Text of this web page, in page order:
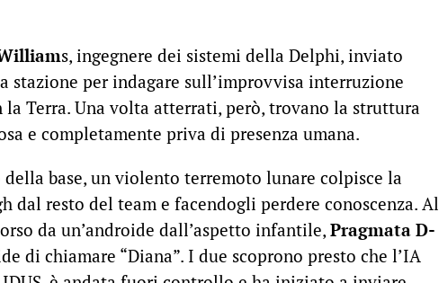
s, ingegnere dei sistemi della Delphi, inviato
stazione per indagare sull’improvvisa interruzione
Terra. Una volta atterrati, però, trovano la struttura
e completamente priva di presenza umana.
base, un violento terremoto lunare colpisce la
dal resto del team e facendogli perdere conoscenza. Al
da un’androide dall’aspetto infantile, Pragmata D-
di chiamare “Diana”. I due scoprono presto che l’IA